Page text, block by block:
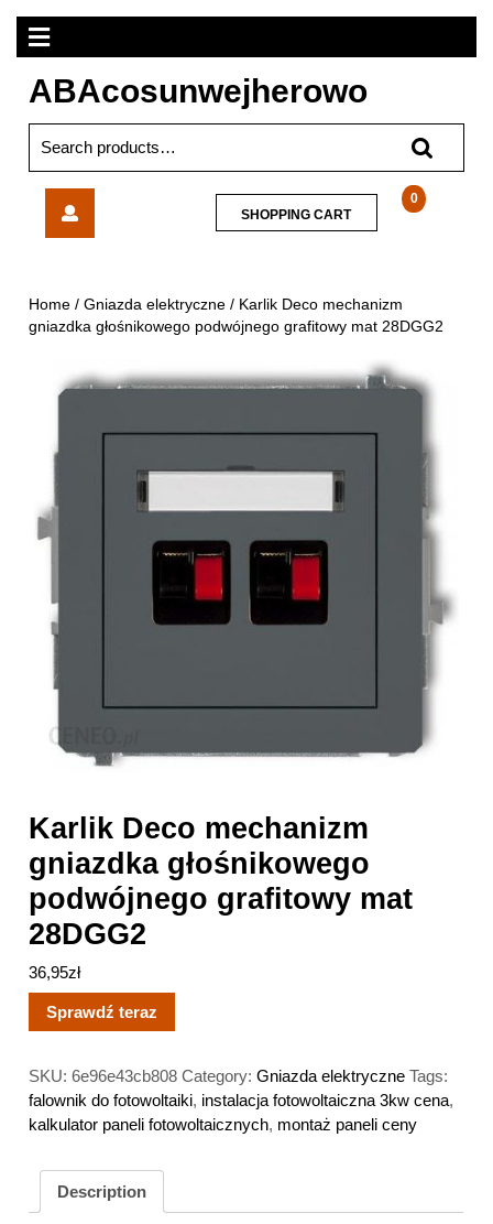
Skip
content
Open
Menu
ABAcosunwejherowo
for:
głośnikowego
podwójnego
28DGG2
0
SHOPPING CARTSHOPPING
CART
Home /Gniazda elektryczne / Karlik Deco mechanizm
gniazdka głośnikowego podwójnego grafitowy mat 28DGG2
Karlik Deco mechanizm
gniazdka głośnikowego
podwójnego grafitowy mat
28DGG2
36,95zł
Sprawdź teraz
SKU:6e96e43cb808 Category:Gniazda elektryczne Tags:
falownik do fotowoltaiki, instalacja fotowoltaiczna 3kw cena,
kalkulator paneli fotowoltaicznych, montaż paneli ceny
Description